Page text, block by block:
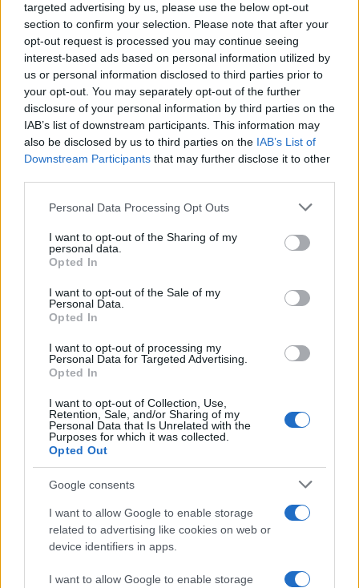
targeted advertising by us, please use the below opt-out
section to confirm your selection. Please note that after your
opt-out request is processed you may continue seeing
interest-based ads based on personal information utilized by
us or personal information disclosed to third parties prior to
your opt-out. You may separately opt-out of the further
disclosure of your personal information by third parties on the
IAB’s list of downstream participants. This information may
also be disclosed by us to third parties on the IAB’s List of
Downstream Participants that may further disclose it to other
Please note that this website/app uses one or more Google
not limited to your visit or usage behaviour. You may click to
grant or deny consent to Google and its third-party tags to
use your data for below specified purposes in below Google
consent section.
Personal Data Processing Opt Outs
I want to opt-out of the Sharing of my
personal data.
Opted In
I want to opt-out of the Sale of my
Personal Data.
Opted In
I want to opt-out of processing my
Personal Data for Targeted Advertising.
Opted In
I want to opt-out of Collection, Use,
Retention, Sale, and/or Sharing of my
Personal Data that Is Unrelated with the
Purposes for which it was collected.
Opted Out
Google consents
I want to allow Google to enable storage
related to advertising like cookies on web or
device identifiers in apps.
I want to allow Google to enable storage
Ζητήθηκαν ποτέ -για παράδειγμα- από τον
παραχωρησιούχο του πάρκιγκ της πλατείας Ελευθερίας, ο
οποίος είναι εκεί για παραπάνω από 20 χρόνια και έχει
αποδειχθεί συνεπής εταίρος του δήμου, ή από άλλους
ιδιοκτήτες πάρκιγκ στο κέντρο της πόλης τα στοιχεία για
την πυκνότητα των ωρών της στάθμευσης, έτσι ώστε να
χαραχθεί πολιτική ή οι υπολογισμοί γίνονται στα τυφλά;
Τους ρώτησαν ποτέ τι θα έκανε επιχειρηματικά αν η
πληρότητά τους ήταν τόση όση το σύστημα ελεγχόμενης
*Δημοσιεύθηκε στη "ΜτΚ" στις 9/10 Μαρτίου 2019
Διάβαστε περισσότερα
Τρίτη 02 Μαΐ 2023, 16:00
Αμφισβήτηση
Χρήστος Μάτης
Ηθικολογία
Χρήστος Μάτης
Δευτέρα 17 Απρ 2023, 21:00